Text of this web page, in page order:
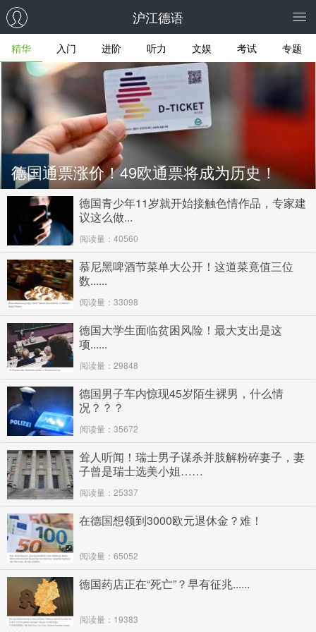
沪江德语
精华 入门 进阶 听力 文娱 考试 专题
德国通票涨价！49欧通票将成为历史！
德国青少年11岁就开始接触色情作品，专家建
议这么做...
阅读量：40560
慕尼黑啤酒节菜单大公开！这道菜竟值三位
数......
阅读量：33098
德国大学生面临贫困风险！最大支出是这
项......
阅读量：29848
德国男子车内惊现45岁陌生裸男，什么情
况？？？
阅读量：35672
耸人听闻！瑞士男子谋杀并肢解粉碎妻子，妻
子曾是瑞士选美小姐……
阅读量：25337
在德国想领到3000欧元退休金？难！
阅读量：65052
德国药店正在“死亡”？早有征兆......
阅读量：19383